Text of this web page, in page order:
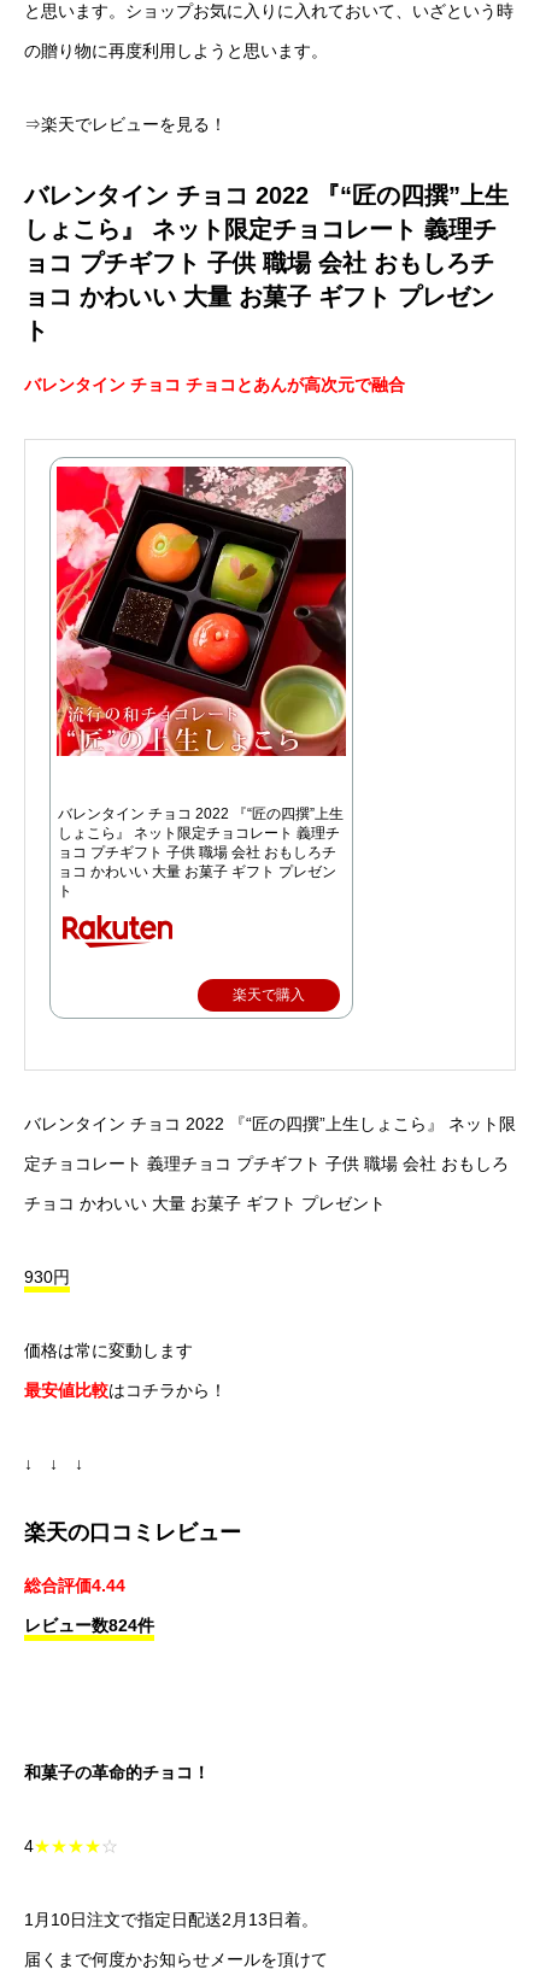
と思います。ショップお気に入りに入れておいて、いざという時
の贈り物に再度利用しようと思います。
⇒楽天でレビューを見る！
バレンタイン チョコ 2022 『“匠の四撰”上生
しょこら』 ネット限定チョコレート 義理チ
ョコ プチギフト 子供 職場 会社 おもしろチ
ョコ かわいい 大量 お菓子 ギフト プレゼン
ト
バレンタイン チョコ チョコとあんが高次元で融合
バレンタイン チョコ 2022 『“匠の四撰”上生
しょこら』 ネット限定チョコレート 義理チ
ョコ プチギフト 子供 職場 会社 おもしろチ
ョコ かわいい 大量 お菓子 ギフト プレゼン
ト
楽天で購入
バレンタイン チョコ 2022 『“匠の四撰”上生しょこら』 ネット限
定チョコレート 義理チョコ プチギフト 子供 職場 会社 おもしろ
チョコ かわいい 大量 お菓子 ギフト プレゼント
930円
価格は常に変動します
最安値比較はコチラから！
↓ ↓ ↓
楽天の口コミレビュー
総合評価4.44
レビュー数824件
和菓子の革命的チョコ！
4★★★★☆
1月10日注文で指定日配送2月13日着。
届くまで何度かお知らせメールを頂けて